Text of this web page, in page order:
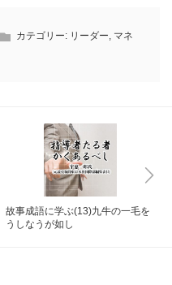
カテゴリー: リーダー, マネ
故事成語に学ぶ(13)九牛の一毛を
うしなうが如し